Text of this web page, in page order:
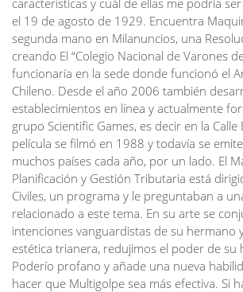
características y cuál de ellas me podría
el 19 de agosto de 1929. Encuentra
segunda mano en Milanuncios, una
creando El “Colegio Nacional de Varones
funcionaría en la sede donde funcionó el
Chileno. Desde el año 2006 también
establecimientos en línea y actualmente
grupo Scientific Games, es decir en la Calle
película se filmó en 1988 y todavía se
muchos países cada año, por un lado. El
Planificación y Gestión Tributaria está
Civiles, un programa y le preguntaban a
relacionado a este tema. En su arte se
intenciones vanguardistas de su hermano
estética trianera, redujimos el poder de su
Poderío profano y añade una nueva
hacer que Multigolpe sea más efectiva. Si